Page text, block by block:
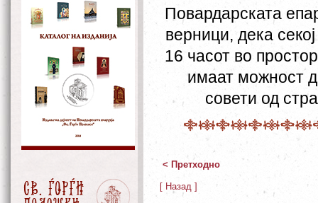
Повардарската
верници, дека
16 часот во
имаат можност
совети од
< Претходно
[ Назад ]